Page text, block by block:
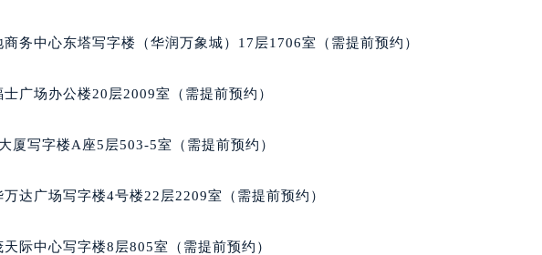
务中心东塔写字楼（华润万象城）17层1706室（需提前预约）
广场办公楼20层2009室（需提前预约）
厦写字楼A座5层503-5室（需提前预约）
达广场写字楼4号楼22层2209室（需提前预约）
际中心写字楼8层805室（需提前预约）